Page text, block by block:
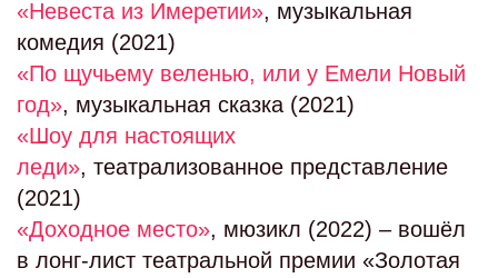
«Невеста из Имеретии», музыкальная
комедия (2021)
«По щучьему веленью, или у Емели Новый
год», музыкальная сказка (2021)
«Шоу для настоящих
леди», театрализованное представление
(2021)
«Доходное место», мюзикл (2022) – вошёл
в лонг-лист театральной премии «Золотая